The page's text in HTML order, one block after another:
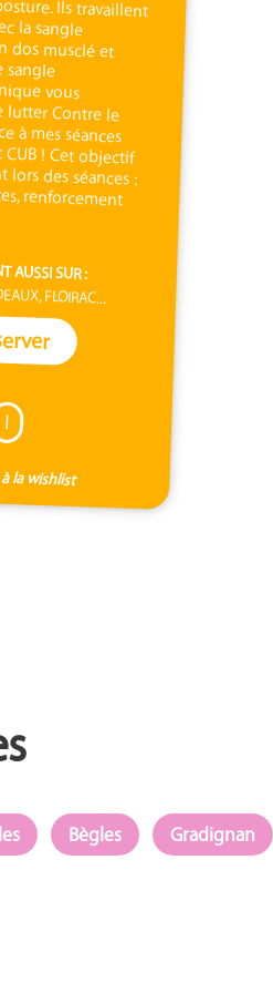
AUSSI SUR :
FLOIRAC...
I
la wishlist
Bègles Gradignan